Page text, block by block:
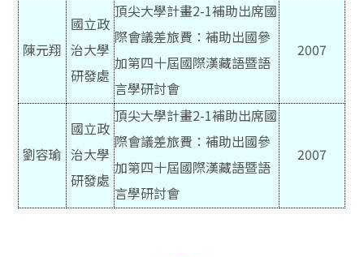
陳元翔
國立政
治大學
研發處
頂尖大學計畫2-1補助出席國
際會議差旅費：補助出國參
加第四十屆國際漢藏語暨語
言學研討會
2007
劉容瑜
國立政
治大學
研發處
頂尖大學計畫2-1補助出席國
際會議差旅費：補助出國參
加第四十屆國際漢藏語暨語
言學研討會
2007